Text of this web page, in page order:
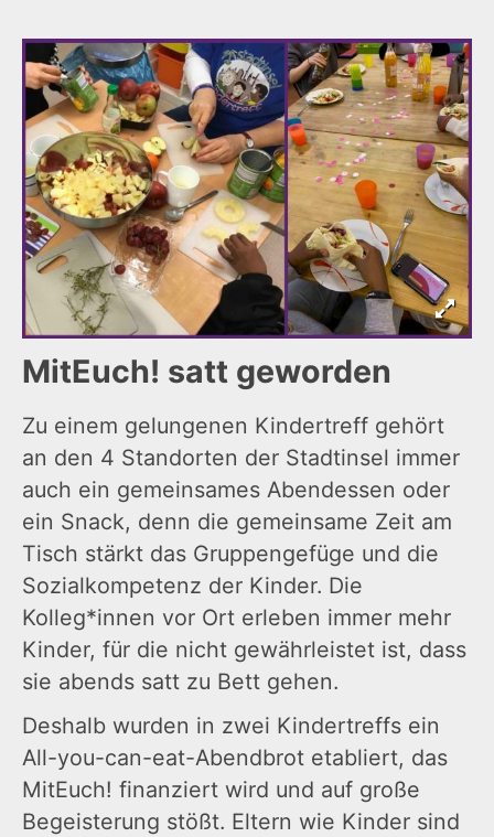
MitEuch! satt geworden
Zu einem gelungenen Kindertreff gehört
an den 4 Standorten der Stadtinsel immer
auch ein gemeinsames Abendessen oder
ein Snack, denn die gemeinsame Zeit am
Tisch stärkt das Gruppengefüge und die
Sozialkompetenz der Kinder. Die
Kolleg*innen vor Ort erleben immer mehr
Kinder, für die nicht gewährleistet ist, dass
sie abends satt zu Bett gehen.
Deshalb wurden in zwei Kindertreffs ein
All-you-can-eat-Abendbrot etabliert, das
MitEuch! finanziert wird und auf große
Begeisterung stößt. Eltern wie Kinder sind